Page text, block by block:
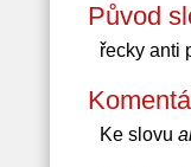
Původ
řecky anti
Ke slovu